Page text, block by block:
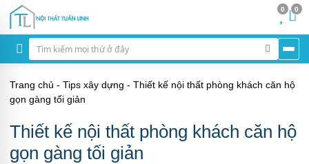
0 0
Trang chủ - Tips xây dựng - Thiết kế nội thất phòng khách căn hộ
gọn gàng tối giản
Thiết kế nội thất phòng khách căn hộ
gọn gàng tối giản